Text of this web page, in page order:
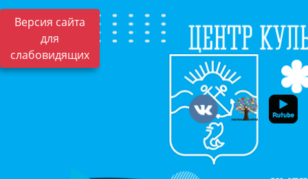
Версия сайта
для
слабовидящих